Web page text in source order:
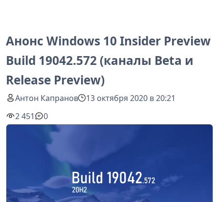
Анонс Windows 10 Insider Preview
Build 19042.572 (каналы Beta и
Release Preview)
Антон Капранов
13 октября 2020 в 20:21
2 451
0